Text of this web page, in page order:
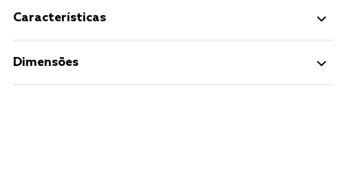
Características
Dimensões